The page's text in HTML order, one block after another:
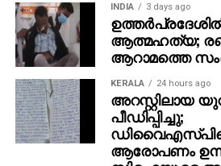
INDIA 3 days ago
ആത്മഹത്യ;
ആറാമത്തെ
KERALA 24 hours ago
അറസ്റ്റിലായ
പീഡിപ്പിച്ചു;
ആരോപണം